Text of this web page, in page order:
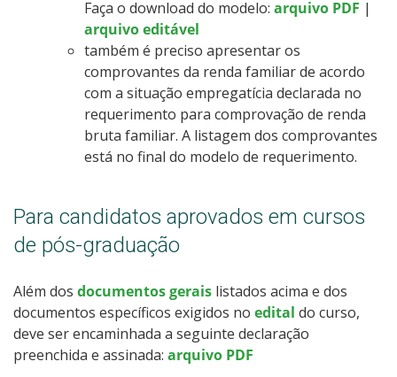
Faça o download do modelo: arquivo PDF |
arquivo editável
também é preciso apresentar os
comprovantes da renda familiar de acordo
com a situação empregatícia declarada no
requerimento para comprovação de renda
bruta familiar. A listagem dos comprovantes
está no final do modelo de requerimento.
Para candidatos aprovados em cursos
de pós-graduação
Além dos documentos gerais listados acima e dos
documentos específicos exigidos no edital do curso,
deve ser encaminhada a seguinte declaração
preenchida e assinada: arquivo PDF